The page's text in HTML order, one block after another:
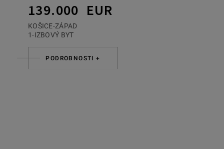
139.000 EUR
KOŠICE-ZÁPAD
1-IZBOVÝ BYT
PODROBNOSTI +